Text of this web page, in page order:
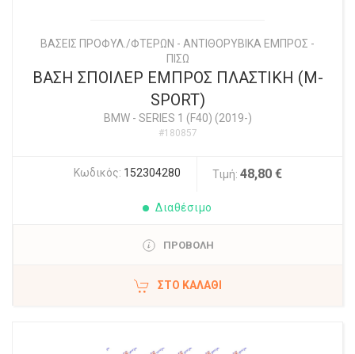
ΒΑΣΕΙΣ ΠΡΟΦΥΛ./ΦΤΕΡΩΝ - ΑΝΤΙΘΟΡΥΒΙΚΑ ΕΜΠΡΟΣ -
ΠΙΣΩ
ΒΑΣΗ ΣΠΟΙΛΕΡ ΕΜΠΡΟΣ ΠΛΑΣΤΙΚΗ (M-
SPORT)
BMW- SERIES 1 (F40) (2019-)
#180857
Κωδικός: 152304280 Τιμή: 48,80 €
Διαθέσιμο
ΠΡΟΒΟΛΗ
ΣΤΟ ΚΑΛΆΘΙ